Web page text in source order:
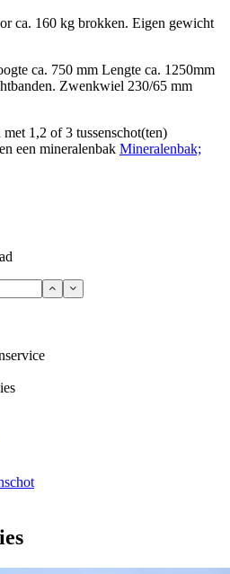
ca. 160 kg brokken. Eigen gewicht
ca. 750 mm Lengte ca. 1250mm
Zwenkwiel 230/65 mm
1,2 of 3 tussenschot(ten)
en een mineralenbak Mineralenbak;